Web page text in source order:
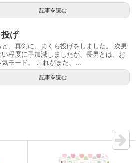
記事を読む
げ
、真剣に、まくら投げをしました。 次男
い程度に手加減しましたが、長男とは、お
モード。 これがまた、...
記事を読む